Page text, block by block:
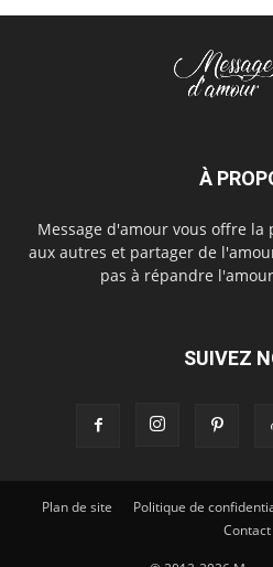
À
Message d'amour vous offre
aux autres et partager de
pas à répandre
SUIVEZ
Plan de site Politique de
Contact